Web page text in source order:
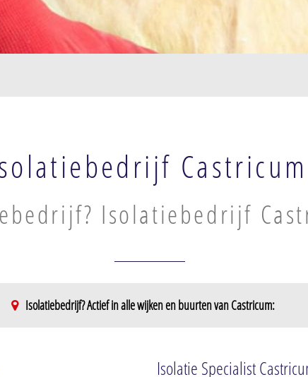
Castricum
Isolatiebedrijf
Isolatiebedrijf? Actief in alle wijken en buurten van Castricum:
Centrum-
Isolatie Specialist